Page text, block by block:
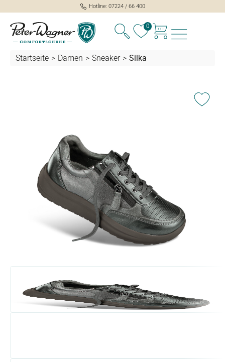
springen
Hotline: 07224 / 66 400
0
Startseite > Damen > Sneaker > Silka